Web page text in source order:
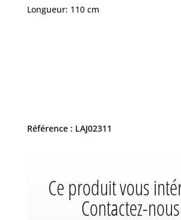
Longueur: 110 cm
Référence : LAJ02311
Ce produit vous
Contactez-